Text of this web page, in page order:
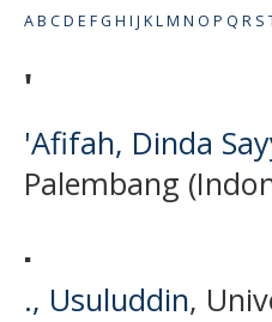
AB CD E FG H I J KLM N O P Q R S
'
'Afifah, Dinda
Palembang
.
., Usuluddin,